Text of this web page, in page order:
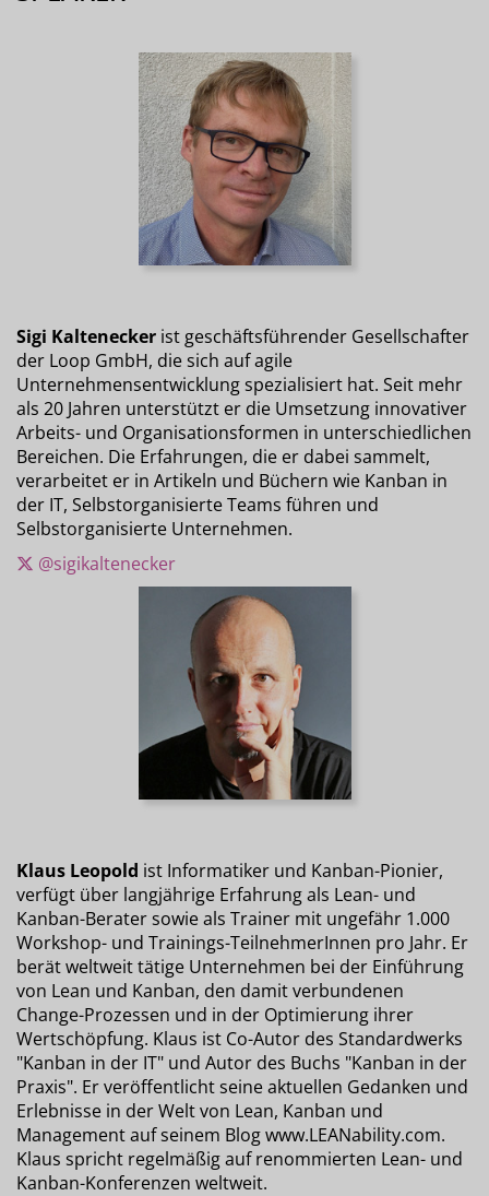
Sigi Kaltenecker ist geschäftsführender Gesellschafter
der Loop GmbH, die sich auf agile
Unternehmensentwicklung spezialisiert hat. Seit mehr
als 20 Jahren unterstützt er die Umsetzung innovativer
Arbeits- und Organisationsformen in unterschiedlichen
Bereichen. Die Erfahrungen, die er dabei sammelt,
verarbeitet er in Artikeln und Büchern wie Kanban in
der IT, Selbstorganisierte Teams führen und
Selbstorganisierte Unternehmen.
@sigikaltenecker
Klaus Leopold ist Informatiker und Kanban-Pionier,
verfügt über langjährige Erfahrung als Lean- und
Kanban-Berater sowie als Trainer mit ungefähr 1.000
Workshop- und Trainings-TeilnehmerInnen pro Jahr. Er
berät weltweit tätige Unternehmen bei der Einführung
von Lean und Kanban, den damit verbundenen
Change-Prozessen und in der Optimierung ihrer
Wertschöpfung. Klaus ist Co-Autor des Standardwerks
"Kanban in der IT" und Autor des Buchs "Kanban in der
Praxis". Er veröffentlicht seine aktuellen Gedanken und
Erlebnisse in der Welt von Lean, Kanban und
Management auf seinem Blog www.LEANability.com.
Klaus spricht regelmäßig auf renommierten Lean- und
Kanban-Konferenzen weltweit.